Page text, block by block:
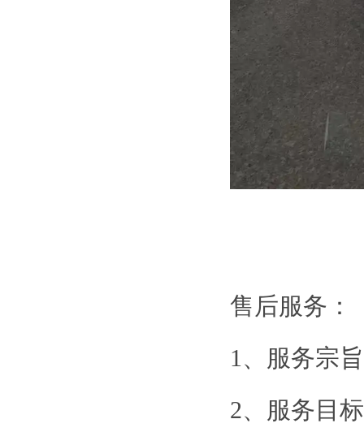
售后服务：
1、服务宗
2、服务目